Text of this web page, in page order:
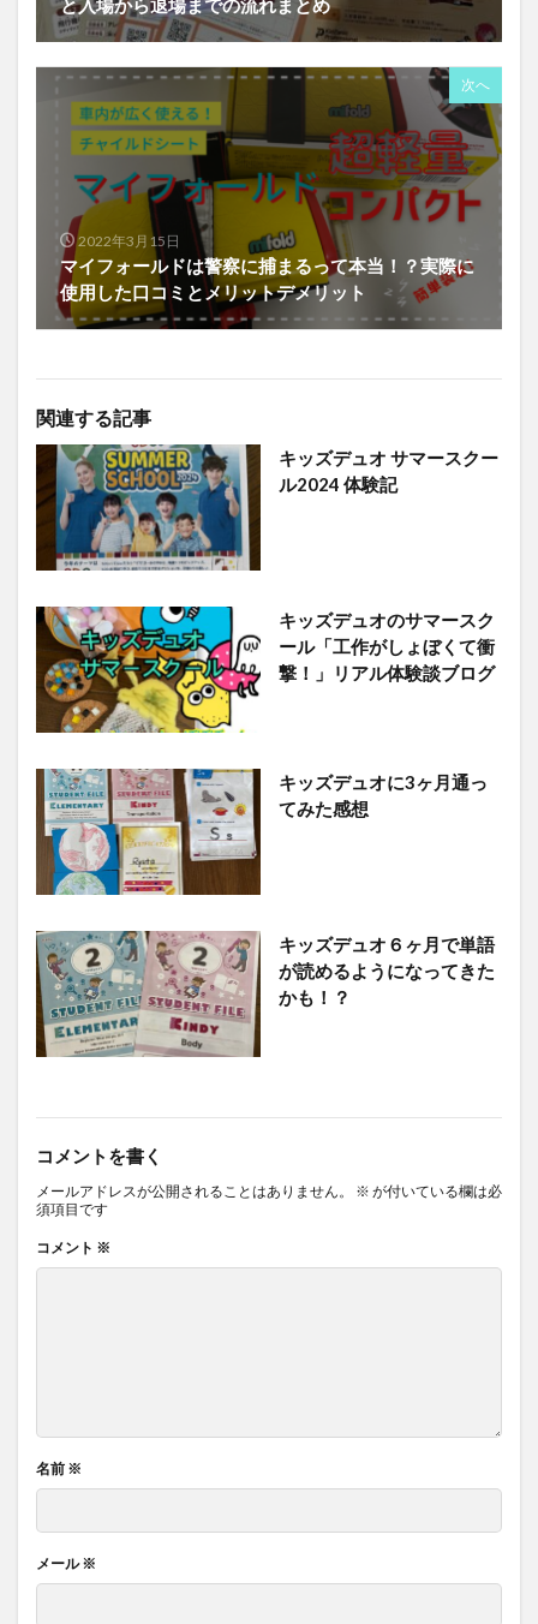
と入場から退場までの流れまとめ
次へ
2022年3月15日
マイフォールドは警察に捕まるって本当！？実際に
使用した口コミとメリットデメリット
関連する記事
キッズデュオ サマースクー
ル2024 体験記
キッズデュオのサマースク
ール「工作がしょぼくて衝
撃！」リアル体験談ブログ
キッズデュオに3ヶ月通っ
てみた感想
キッズデュオ６ヶ月で単語
が読めるようになってきた
かも！？
コメントを書く
メールアドレスが公開されることはありません。 ※ が付いている欄は必
須項目です
コメント ※
名前 ※
メール※